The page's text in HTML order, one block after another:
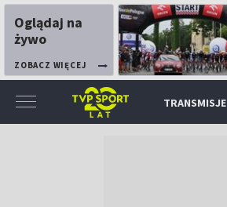
Oglądaj na
żywo
ZOBACZ WIĘCEJ
TRANSMISJE